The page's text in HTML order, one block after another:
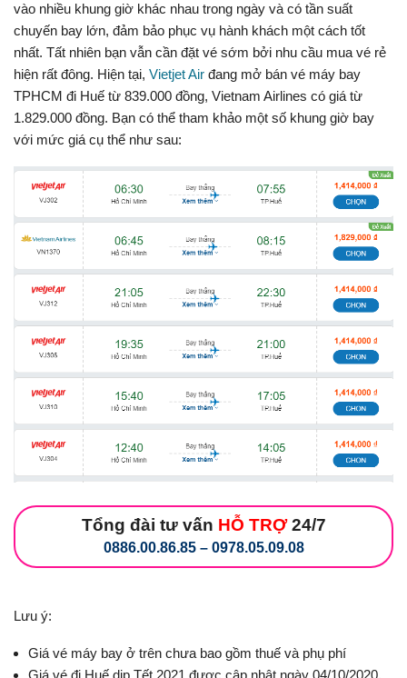
vào nhiều khung giờ khác nhau trong ngày và có tần suất
chuyến bay lớn, đảm bảo phục vụ hành khách một cách tốt
nhất. Tất nhiên bạn vẫn cần đặt vé sớm bởi nhu cầu mua vé rẻ
hiện rất đông. Hiện tại, Vietjet Air đang mở bán vé máy bay
TPHCM đi Huế từ 839.000 đồng, Vietnam Airlines có giá từ
1.829.000 đồng. Bạn có thể tham khảo một số khung giờ bay
với mức giá cụ thể như sau:
Tổng đài tư vấn HỖ TRỢ24/7
0886.00.86.85 – 0978.05.09.08
Lưu ý:
Giá vé máy bay ở trên chưa bao gồm thuế và phụ phí
Giá vé đi Huế dịp Tết 2021 được cập nhật ngày 04/10/2020,